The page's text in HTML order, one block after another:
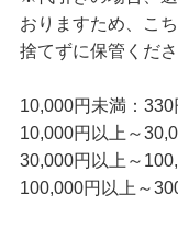
おりますため、こ
捨てずに保管くださ
10,000円未満：330
10,000円以上～
30,000円以上～
100,000円以上～